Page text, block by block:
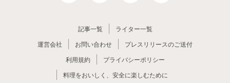
記事一覧
ライター一覧
運営会社
お問い合わせ
プレスリリースのご送付
利用規約
プライバシーポリシー
料理をおいしく、安全に楽しむために